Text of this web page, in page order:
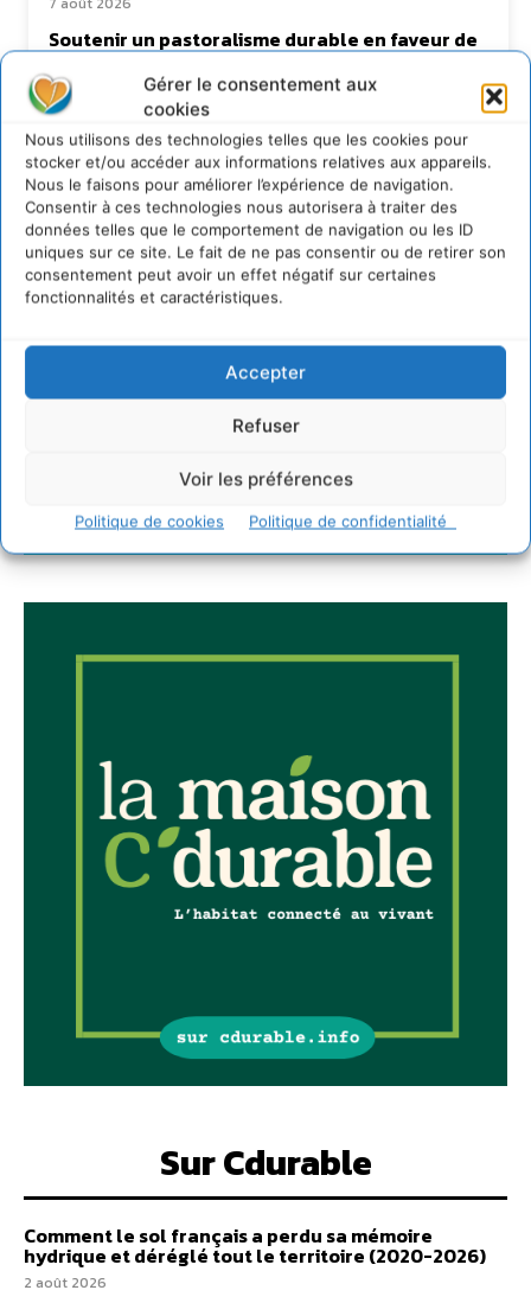
Gérer le consentement aux
cookies
Nous utilisons des technologies telles que les cookies pour
stocker et/ou accéder aux informations relatives aux appareils.
Nous le faisons pour améliorer l’expérience de navigation.
Consentir à ces technologies nous autorisera à traiter des
données telles que le comportement de navigation ou les ID
uniques sur ce site. Le fait de ne pas consentir ou de retirer son
consentement peut avoir un effet négatif sur certaines
fonctionnalités et caractéristiques.
Accepter
Refuser
Voir les préférences
Politique de cookies Politique de confidentialité
Soutenir un pastoralisme durable en faveur de
socio-écosystèmes résilients
6 août 2026
S’inspirer de l’arbre pour un modèle
économique régénératif du vivant …
5 août 2026
IPBES : le « GIEC de la biodiversité » appelle les
entreprises à devenir des alliées du vivant
4 août 2026
Newsletter
JE M'ABONNE
Sur Cdurable
Comment le sol français a perdu sa mémoire
hydrique et déréglé tout le territoire (2020-2026)
2 août 2026